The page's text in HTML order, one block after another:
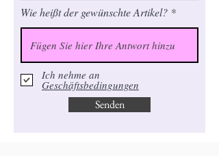
Wie heißt der gewünschte Artikel?
Ich nehme an
Geschäftsbedingungen
Senden